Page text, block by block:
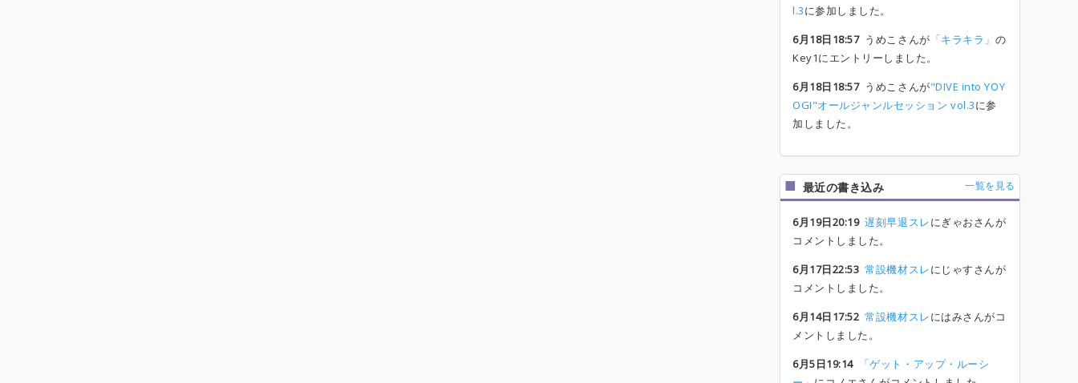
l.3に参加しました。
6月18日18:57うめこさんが 「キラキラ」 の
Key1にエントリーしました。
6月18日18:57うめこさんが"DIVE into YOY
OGI"オールジャンルセッション vol.3に参
加しました。
最近の書き込み 一覧を見る
6月19日20:19 遅刻早退スレにぎゃおさんが
コメントしました。
6月17日22:53 常設機材スレにじゃすさんが
コメントしました。
6月14日17:52 常設機材スレにはみさんがコ
メントしました。
6月5日19:14
「ゲット・アップ・ルーシ